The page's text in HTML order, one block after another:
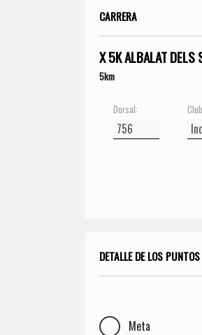
CARRERA
X 5K ALBALAT DELS
5km
Dorsal:
DETALLE DE LOS
Meta